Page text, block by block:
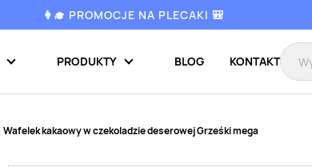
👩‍🎓 PROMOCJE NA PLECAKI 🎒
PRODUKTY BLOG KONTAKT
Wafelek kakaowy w czekoladzie deserowej Grześki mega